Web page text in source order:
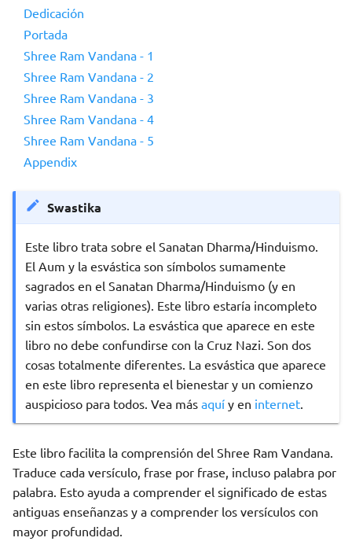
Dedicación
Portada
Shree Ram Vandana - 1
Shree Ram Vandana - 2
Shree Ram Vandana - 3
Shree Ram Vandana - 4
Shree Ram Vandana - 5
Appendix
Swastika
Este libro trata sobre el Sanatan Dharma/Hinduismo.
El Aum y la esvástica son símbolos sumamente
sagrados en el Sanatan Dharma/Hinduismo (y en
varias otras religiones). Este libro estaría incompleto
sin estos símbolos. La esvástica que aparece en este
libro no debe confundirse con la Cruz Nazi. Son dos
cosas totalmente diferentes. La esvástica que aparece
en este libro representa el bienestar y un comienzo
auspicioso para todos. Vea más aquí y en internet.
Este libro facilita la comprensión del Shree Ram Vandana.
Traduce cada versículo, frase por frase, incluso palabra por
palabra. Esto ayuda a comprender el significado de estas
antiguas enseñanzas y a comprender los versículos con
mayor profundidad.